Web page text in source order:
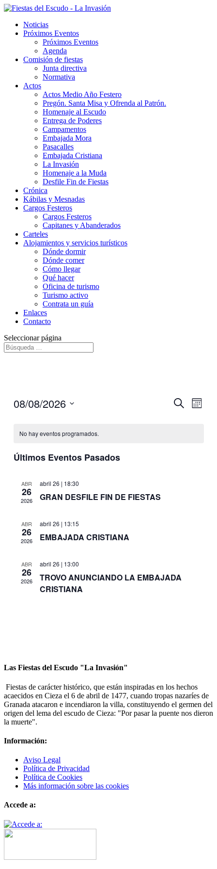
Noticias
Próximos Eventos
Próximos Eventos
Agenda
Comisión de fiestas
Junta directiva
Normativa
Actos
Actos Medio Año Festero
Pregón. Santa Misa y Ofrenda al Patrón.
Homenaje al Escudo
Entrega de Poderes
Campamentos
Embajada Mora
Pasacalles
Embajada Cristiana
La Invasión
Homenaje a la Muda
Desfile Fin de Fiestas
Crónica
Kábilas y Mesnadas
Cargos Festeros
Cargos Festeros
Capitanes y Abanderados
Carteles
Alojamientos y servicios turísticos
Dónde dormir
Dónde comer
Cómo llegar
Qué hacer
Oficina de turismo
Turismo activo
Contrata un guía
Enlaces
Contacto
Seleccionar página
Buscar
de
Mes
08/08/2026
No hay eventos programados.
Últimos Eventos Pasados
ABR
26
2026
abril 26 | 18:30
GRAN DESFILE FIN DE FIESTAS
ABR
26
2026
abril 26 | 13:15
EMBAJADA CRISTIANA
ABR
26
2026
abril 26 | 13:00
TROVO ANUNCIANDO LA EMBAJADA
CRISTIANA
Las Fiestas del Escudo "La Invasión"
Fiestas de carácter histórico, que están inspiradas en los hechos
acaecidos en Cieza el 6 de abril de 1477, cuando tropas nazaríes de
Granada atacaron e incendiaron la villa, constituyendo el germen del
origen del lema del escudo de Cieza: "Por pasar la puente nos dieron
la muerte".
Información:
Aviso Legal
Política de Privacidad
Política de Cookies
Más información sobre las cookies
Accede a: